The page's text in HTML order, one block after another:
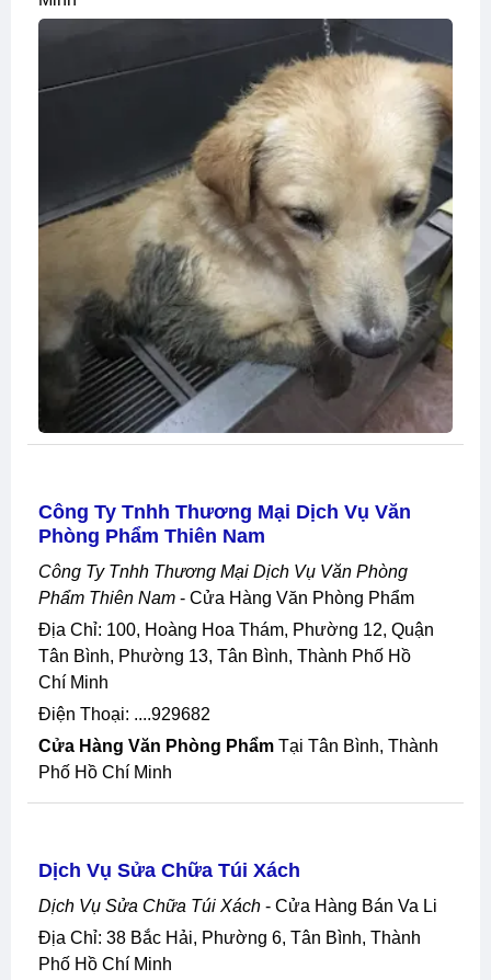
Công Ty Tnhh Thương Mại Dịch Vụ Văn
Phòng Phẩm Thiên Nam
Công Ty Tnhh Thương Mại Dịch Vụ Văn Phòng
Phẩm Thiên Nam - Cửa Hàng Văn Phòng Phẩm
Địa Chỉ: 100, Hoàng Hoa Thám, Phường 12, Quận
Tân Bình, Phường 13, Tân Bình, Thành Phố Hồ
Chí Minh
Điện Thoại: ....929682
Cửa Hàng Văn Phòng Phẩm Tại Tân Bình, Thành
Phố Hồ Chí Minh
Dịch Vụ Sửa Chữa Túi Xách
Dịch Vụ Sửa Chữa Túi Xách - Cửa Hàng Bán Va Li
Địa Chỉ: 38 Bắc Hải, Phường 6, Tân Bình, Thành
Phố Hồ Chí Minh